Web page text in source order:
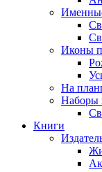
Иконы
На
Наборы
Книги